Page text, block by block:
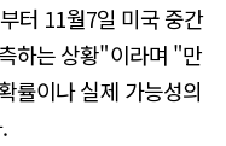
터 11월7일 미국 중간
하는 상황"이라며 "만
률이나 실제 가능성의